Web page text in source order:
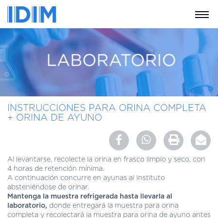
NOSOTROS
EDUCACIÓN
INSTRUCCIONES
PARA
PACIENTES
INVESTIGACIÓN
SEDES
Y
HORARIOS
MODULO
INSTRUCCIONES PARA ORINA COMPLETA
+ ORINA DE AYUNO
Al levantarse, recolecte la orina en frasco limpio y seco, con
4 horas de retención mínima.
A continuación concurre en ayunas al Instituto
absteniéndose de orinar.
Mantenga la muestra refrigerada hasta llevarla al
laboratorio, donde entregará la muestra para orina
completa y recolectará la muestra para orina de ayuno antes